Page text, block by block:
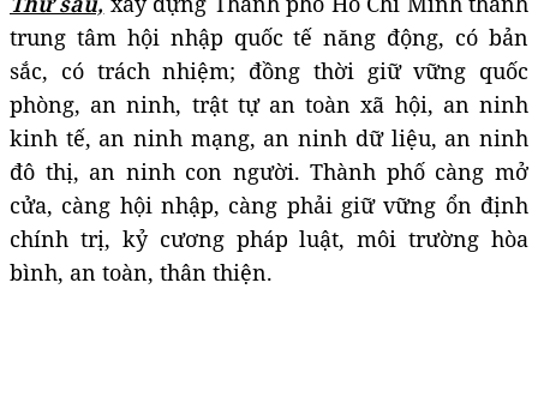
trung tâm hội nhập quốc tế năng động, có bản
sắc, có trách nhiệm; đồng thời giữ vững quốc
phòng, an ninh, trật tự an toàn xã hội, an ninh
kinh tế, an ninh mạng, an ninh dữ liệu, an ninh
đô thị, an ninh con người. Thành phố càng mở
cửa, càng hội nhập, càng phải giữ vững ổn định
chính trị, kỷ cương pháp luật, môi trường hòa
bình, an toàn, thân thiện.